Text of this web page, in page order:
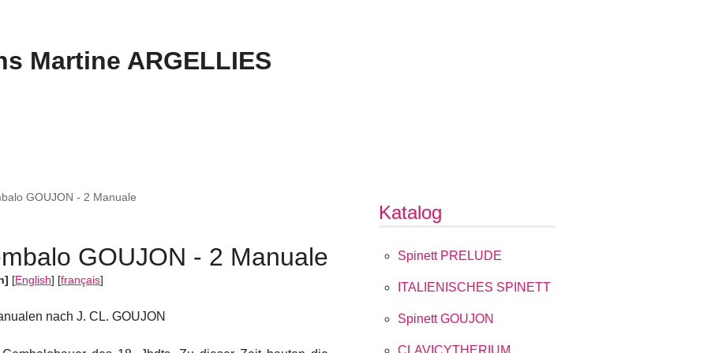
Martine ARGELLIES
GOUJON - 2 Manuale
GOUJON - 2 Manuale
[English] [français]
nach J. CL. GOUJON
Katalog
Spinett PRELUDE
ITALIENISCHES SPINETT
Spinett GOUJON